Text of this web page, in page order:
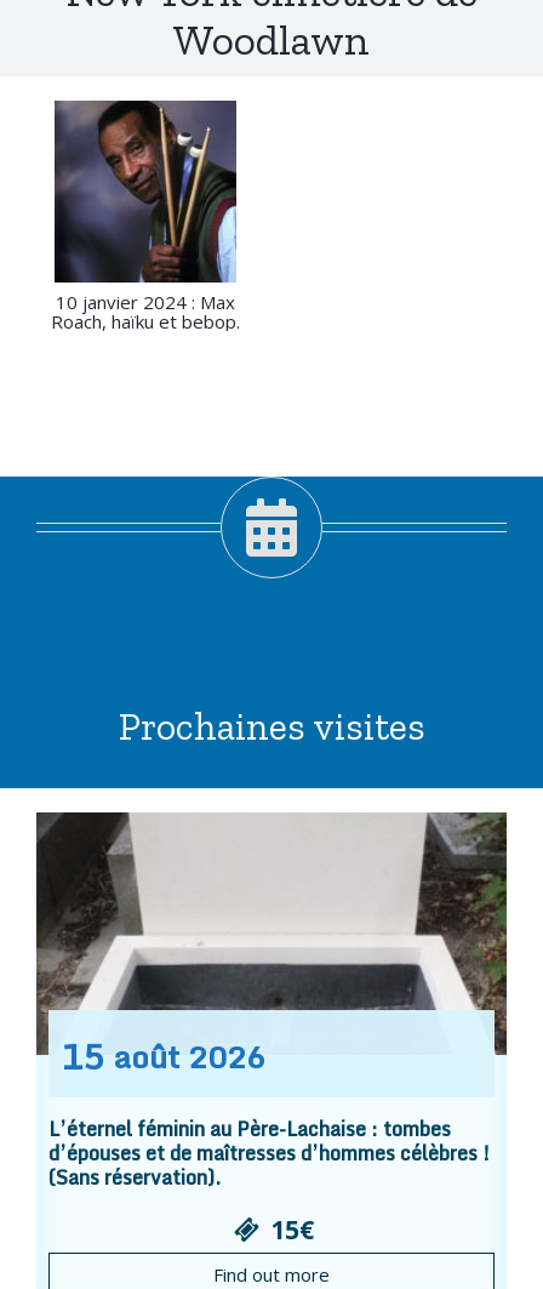
Woodlawn
10 janvier 2024 : Max
Roach, haïku et bebop.
Prochaines visites
15 août 2026
L’éternel féminin au Père-Lachaise : tombes
d’épouses et de maîtresses d’hommes célèbres !
(Sans réservation).
15€
Find out more